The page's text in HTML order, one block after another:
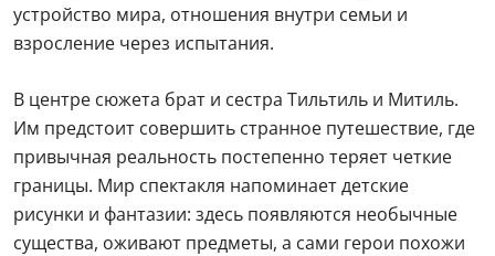
устройство мира, отношения внутри семьи и
взросление через испытания.
В центре сюжета брат и сестра Тильтиль и Митиль.
Им предстоит совершить странное путешествие, где
привычная реальность постепенно теряет четкие
границы. Мир спектакля напоминает детские
рисунки и фантазии: здесь появляются необычные
существа, оживают предметы, а сами герои похожи